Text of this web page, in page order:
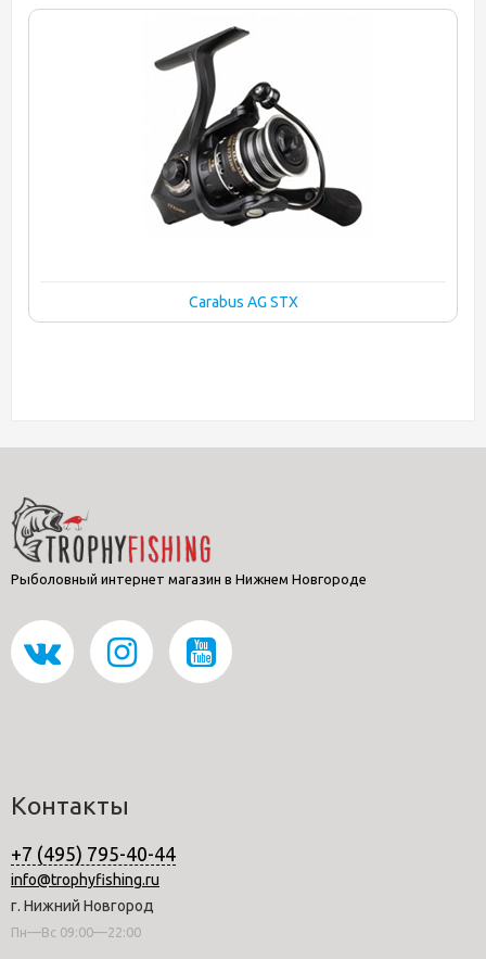
Carabus AG STX
Рыболовный интернет магазин в Нижнем Новгороде
Контакты
+7 (495) 795-40-44
info@trophyfishing.ru
г. Нижний Новгород
Пн—Вс 09:00—22:00